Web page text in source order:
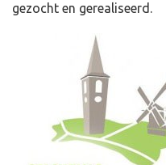
gezocht en gerealiseerd.